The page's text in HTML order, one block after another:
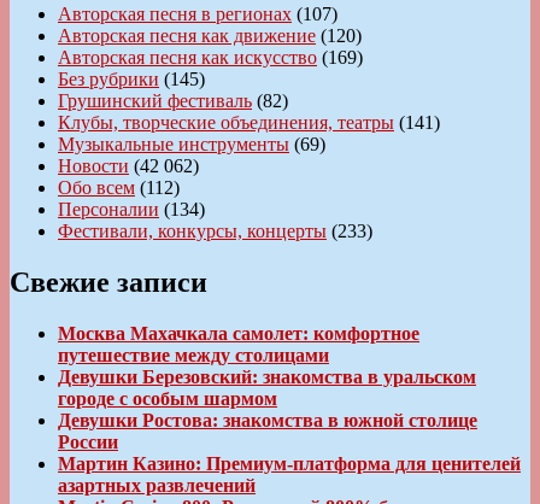
Авторская песня в регионах (107)
Авторская песня как движение (120)
Авторская песня как искусство (169)
Без рубрики (145)
Грушинский фестиваль (82)
Клубы, творческие объединения, театры (141)
Музыкальные инструменты (69)
Новости (42 062)
Обо всем (112)
Персоналии (134)
Фестивали, конкурсы, концерты (233)
Свежие записи
Москва Махачкала самолет: комфортное
путешествие между столицами
Девушки Березовский: знакомства в уральском
городе с особым шармом
Девушки Ростова: знакомства в южной столице
России
Мартин Казино: Премиум-платформа для ценителей
азартных развлечений